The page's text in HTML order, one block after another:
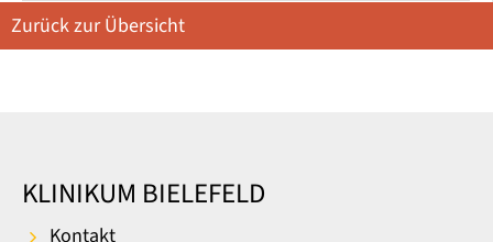
Zurück zur Übersicht
KLINIKUM BIELEFELD
Kontakt